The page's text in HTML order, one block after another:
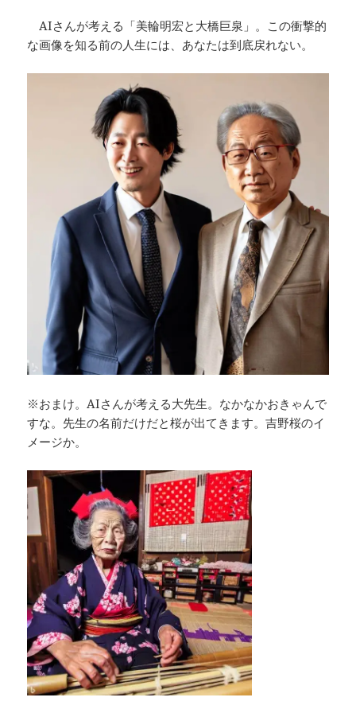
AIさんが考える「美輪明宏と大橋巨泉」。この衝撃的
な画像を知る前の人生には、あなたは到底戻れない。
※おまけ。AIさんが考える大先生。なかなかおきゃんで
すな。先生の名前だけだと桜が出てきます。吉野桜のイ
メージか。